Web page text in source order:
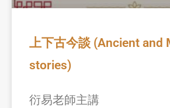
上下古今談 (Ancient and
stories)
衍易老師主講